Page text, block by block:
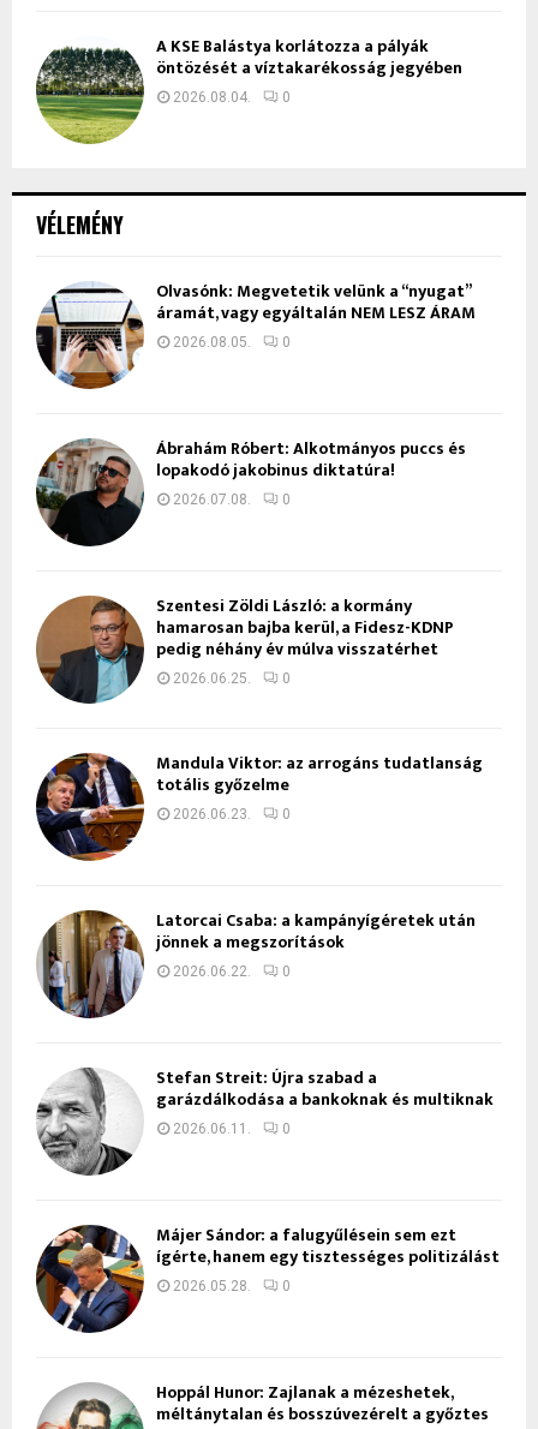
VÉLEMÉNY
Olvasónk: Megvetetik velünk a “nyugat”
áramát, vagy egyáltalán NEM LESZ ÁRAM
2026.08.05. 0
Ábrahám Róbert: Alkotmányos puccs és
lopakodó jakobinus diktatúra!
2026.07.08. 0
Szentesi Zöldi László: a kormány
hamarosan bajba kerül, a Fidesz-KDNP
pedig néhány év múlva visszatérhet
2026.06.25. 0
Mandula Viktor: az arrogáns tudatlanság
totális győzelme
2026.06.23. 0
Latorcai Csaba: a kampányígéretek után
jönnek a megszorítások
2026.06.22. 0
Stefan Streit: Újra szabad a
garázdálkodása a bankoknak és multiknak
2026.06.11. 0
Májer Sándor: a falugyűlésein sem ezt
ígérte, hanem egy tisztességes politizálást
2026.05.28. 0
Hoppál Hunor: Zajlanak a mézeshetek,
méltánytalan és bosszúvezérelt a győztes
A KSE Balástya korlátozza a pályák
öntözését a víztakarékosság jegyében
2026.08.04. 0